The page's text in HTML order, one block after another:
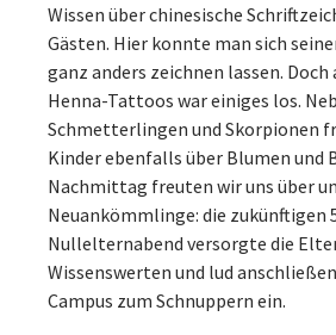
Wissen über chinesische
Gästen. Hier konnte man sich
ganz anders zeichnen lassen. Doch
Henna-Tattoos war einiges los.
Schmetterlingen und Skorpionen
Kinder ebenfalls über Blumen und
Nachmittag freuten wir uns über
Neuankömmlinge: die zukünftigen
Nullelternabend versorgte die
Wissenswerten und lud
Campus zum Schnuppern ein.